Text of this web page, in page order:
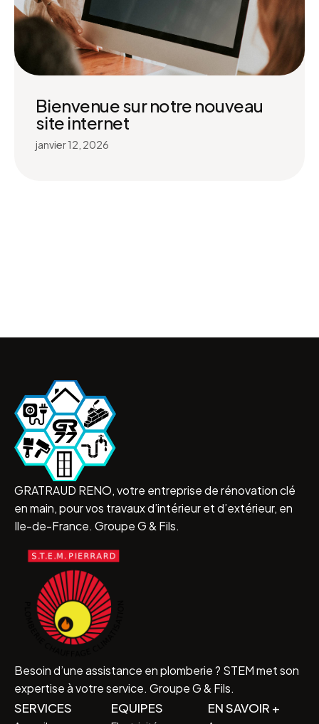
Bienvenue sur notre nouveau
site internet
janvier 12, 2026
GRATRAUD RENO, votre entreprise de rénovation clé
en main, pour vos travaux d’intérieur et d’extérieur, en
Ile-de-France. Groupe G & Fils.
Besoin d’une assistance en plomberie ? STEM met son
expertise à votre service. Groupe G & Fils.
SERVICES EQUIPES EN SAVOIR +